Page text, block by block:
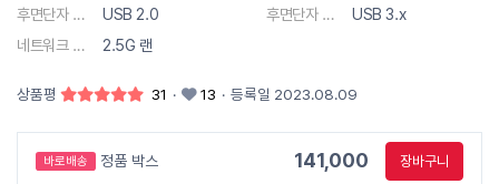
후면단자 종류
USB 2.0 후면단자 종류
USB 3.x
네트워크 사양
2.5G 랜
상품평 31 · 13 · 등록일 2023.08.09
바로배송 정품 박스 141,000 장바구니